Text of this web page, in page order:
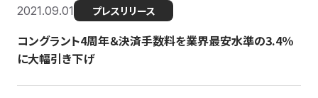
2021.09.01 プレスリリース
コングラント4周年＆決済手数料を業界最安水準の3.4％
に大幅引き下げ